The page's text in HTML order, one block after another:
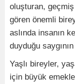
oluşturan,
gören önemli
aslında insanın
duyduğu
Yaşlı bireyler,
için büyük